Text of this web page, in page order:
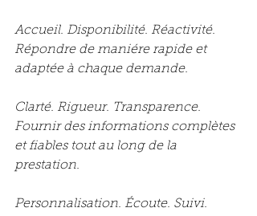
Accueil. Disponibilité. Réactivité.
Répondre de maniére rapide et
adaptée à chaque demande.
Clarté. Rigueur. Transparence.
Fournir des informations complètes
et fiables tout au long de la
prestation.
Personnalisation. Écoute. Suivi.